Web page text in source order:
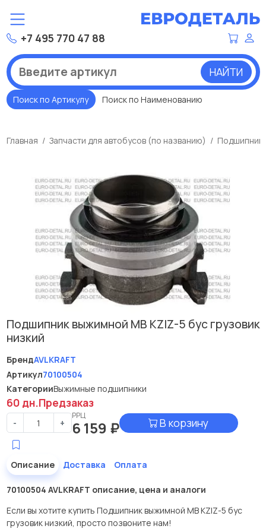
+7 495 770 47 88
НАЙТИ
Поиск по Артикулу Поиск по Наименованию
Главная Запчасти для автобусов (по названию)
Подшипник выжимной МВ KZIZ-5 бус грузовик
низкий
БрендAVLKRAFT
Артикул70100504
КатегорииВыжимные подшипники
60 дн.Предзаказ
- +
РРЦ
6 159 ₽ В корзину
Описание Доставка Оплата
70100504 AVLKRAFT описание, цена и аналоги
Если вы хотите купить Подшипник выжимной МВ KZIZ-5 бус
грузовик низкий, просто позвоните нам!